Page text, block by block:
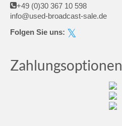
+49 (0)30 367 10 598
info@used-broadcast-sale.de
Folgen Sie uns:
Zahlungsoptionen